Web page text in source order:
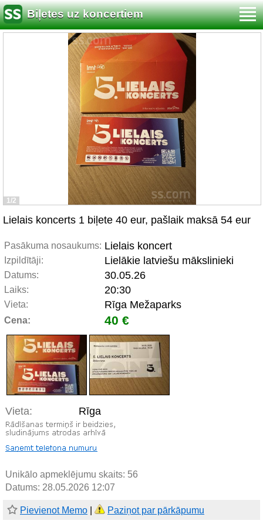
Biļetes uz koncertiem
1/2
Lielais koncerts 1 biļete 40 eur, pašlaik maksā 54 eur
Pasākuma nosaukums: Lielais koncert
Izpildītāji: Lielākie latviešu mākslinieki
Datums: 30.05.26
Laiks: 20:30
Vieta: Rīga Mežaparks
Cena: 40 €
Vieta: Rīga
Unikālo apmeklējumu skaits: 56
Datums: 28.05.2026 12:07
Pievienot Memo Paziņot par pārkāpumu